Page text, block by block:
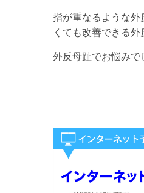
指が重なるような
くても改善できる外
外反母趾でお悩みで